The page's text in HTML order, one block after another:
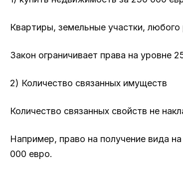
Квартиры, земельные участки,
Закон ограничивает права на уровне
2) Количество связанных имуществ
Количество связанных свойств не
Например, право на получение вида
000 евро.